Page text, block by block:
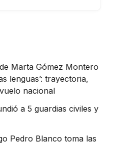
Marta Gómez Montero
lenguas’: trayectoria,
nacional
a 5 guardias civiles y
Pedro Blanco toma las